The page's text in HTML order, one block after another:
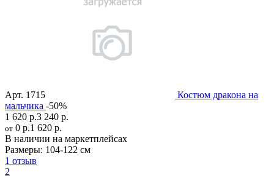
Арт. 1715
Костюм дракона на
мальчика -50%
1 620 р.3 240 р.
от 0 р.1 620 р.
В наличии на маркетплейсах
Размеры: 104-122 см
1 отзыв
2